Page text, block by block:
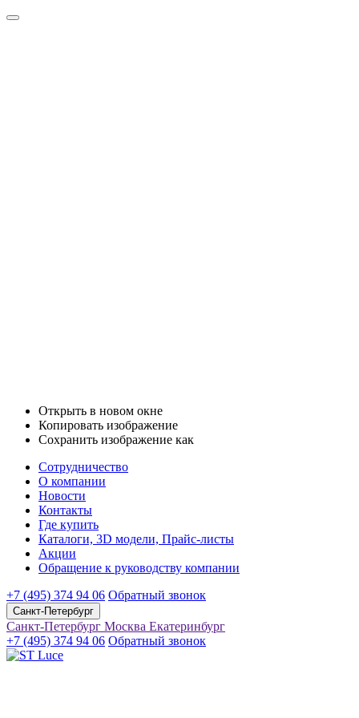
Открыть в новом окне
Копировать изображение
Сохранить изображение как
Сотрудничество
О компании
Новости
Контакты
Где купить
Каталоги, 3D модели, Прайс-листы
Акции
Обращение к руководству компании
+7 (495) 374 94 06 Обратный звонок
Санкт-Петербург
Санкт-Петербург Москва Екатеринбург
+7 (495) 374 94 06 Обратный звонок